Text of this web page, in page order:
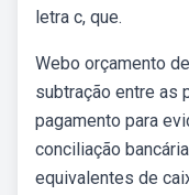
letra c, que.
Webo orçamento
subtração entre as
pagamento para
conciliação
equivalentes de